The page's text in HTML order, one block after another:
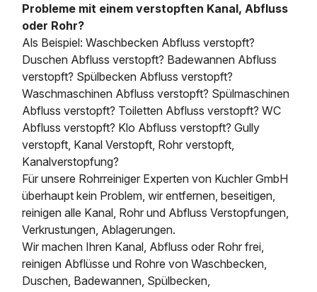
Probleme mit einem verstopften Kanal, Abfluss
oder Rohr?
Als Beispiel: Waschbecken Abfluss verstopft?
Duschen Abfluss verstopft? Badewannen Abfluss
verstopft? Spülbecken Abfluss verstopft?
Waschmaschinen Abfluss verstopft? Spülmaschinen
Abfluss verstopft? Toiletten Abfluss verstopft? WC
Abfluss verstopft? Klo Abfluss verstopft? Gully
verstopft, Kanal Verstopft, Rohr verstopft,
Kanalverstopfung?
Für unsere Rohrreiniger Experten von Kuchler GmbH
überhaupt kein Problem, wir entfernen, beseitigen,
reinigen alle Kanal, Rohr und Abfluss Verstopfungen,
Verkrustungen, Ablagerungen.
Wir machen Ihren Kanal, Abfluss oder Rohr frei,
reinigen Abflüsse und Rohre von Waschbecken,
Duschen, Badewannen, Spülbecken,